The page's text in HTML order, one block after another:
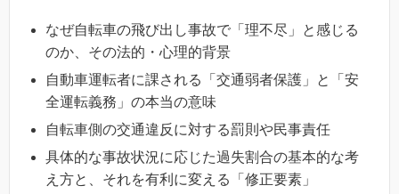
なぜ自転車の飛び出し事故で「理不尽」と感じる
のか、その法的・心理的背景
自動車運転者に課される「交通弱者保護」と「安
全運転義務」の本当の意味
自転車側の交通違反に対する罰則や民事責任
具体的な事故状況に応じた過失割合の基本的な考
え方と、それを有利に変える「修正要素」